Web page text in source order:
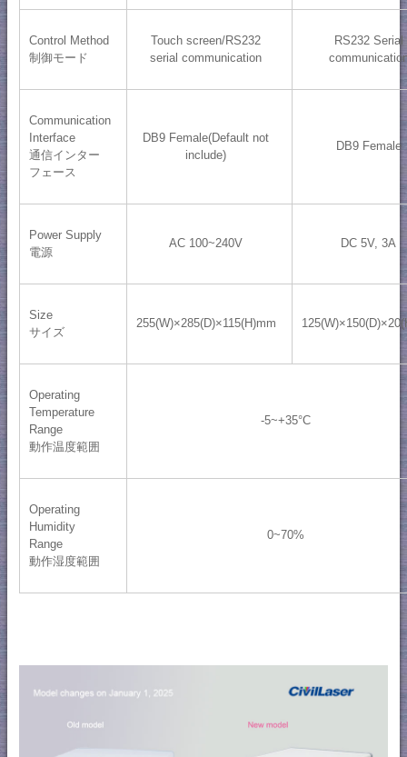
Control Method
制御モード
Touch screen/RS232
serial communication
RS232 Serial
Communication
Interface
通信インター
フェース
DB9 Female(Default not
include)
DB9 Female
Power Supply
電源
AC 100~240V DC 5V, 3A
Size
サイズ
255(W)×285(D)×115(H)mm
Operating
Temperature
Range
動作温度範囲
-5~+35°C
Operating
Humidity
Range
動作湿度範囲
0~70%